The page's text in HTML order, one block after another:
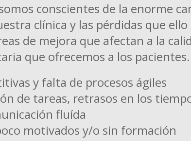
conscientes de la enorme
clínica y las pérdidas que
de mejora que afectan a la
que ofrecemos a los pacientes.
y falta de procesos ágiles
de tareas, retrasos en los
fluída
motivados y/o sin formación